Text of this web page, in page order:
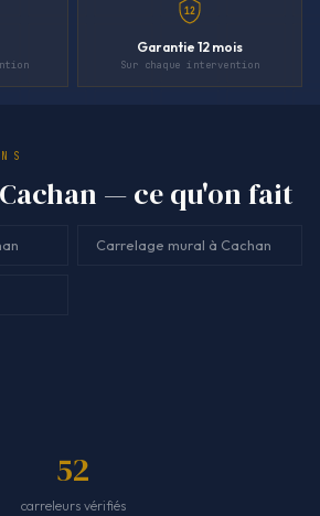
12
Garantie 12 mois
Sur chaque intervention
— ce qu'on fait
Carrelage mural à Cachan
52
carreleurs vérifiés